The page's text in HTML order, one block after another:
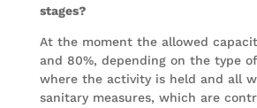
stages?
At the moment the allowed
and 80%, depending on the type
where the activity is held and all
sanitary measures, which are